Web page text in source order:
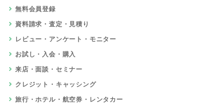
無料会員登録
資料請求・査定・見積り
レビュー・アンケート・モニター
お試し・入会・購入
来店・面談・セミナー
クレジット・キャッシング
旅行・ホテル・航空券・レンタカー